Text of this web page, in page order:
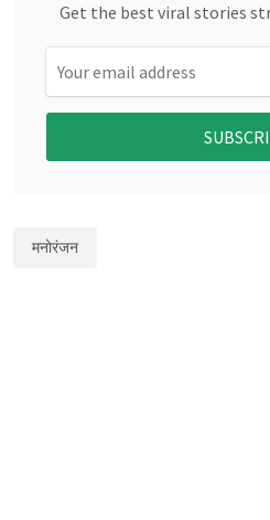
Get the best viral stories
मनोरंजन